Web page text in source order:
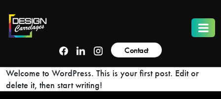
Contact
Welcome to WordPress. This is your first post. Edit or
delete it, then start writing!